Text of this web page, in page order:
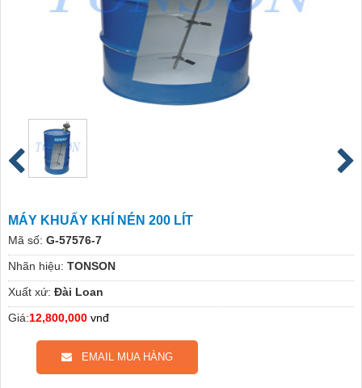
MÁY KHUẤY KHÍ NÉN 200 LÍT
Mã số: G-57576-7
Nhãn hiệu: TONSON
Xuất xứ: Đài Loan
Giá:12,800,000 vnđ
EMAIL MUA HÀNG